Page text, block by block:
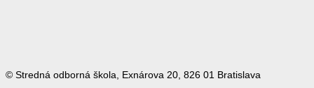
© Stredná odborná škola, Exnárova 20, 826 01 Bratislava